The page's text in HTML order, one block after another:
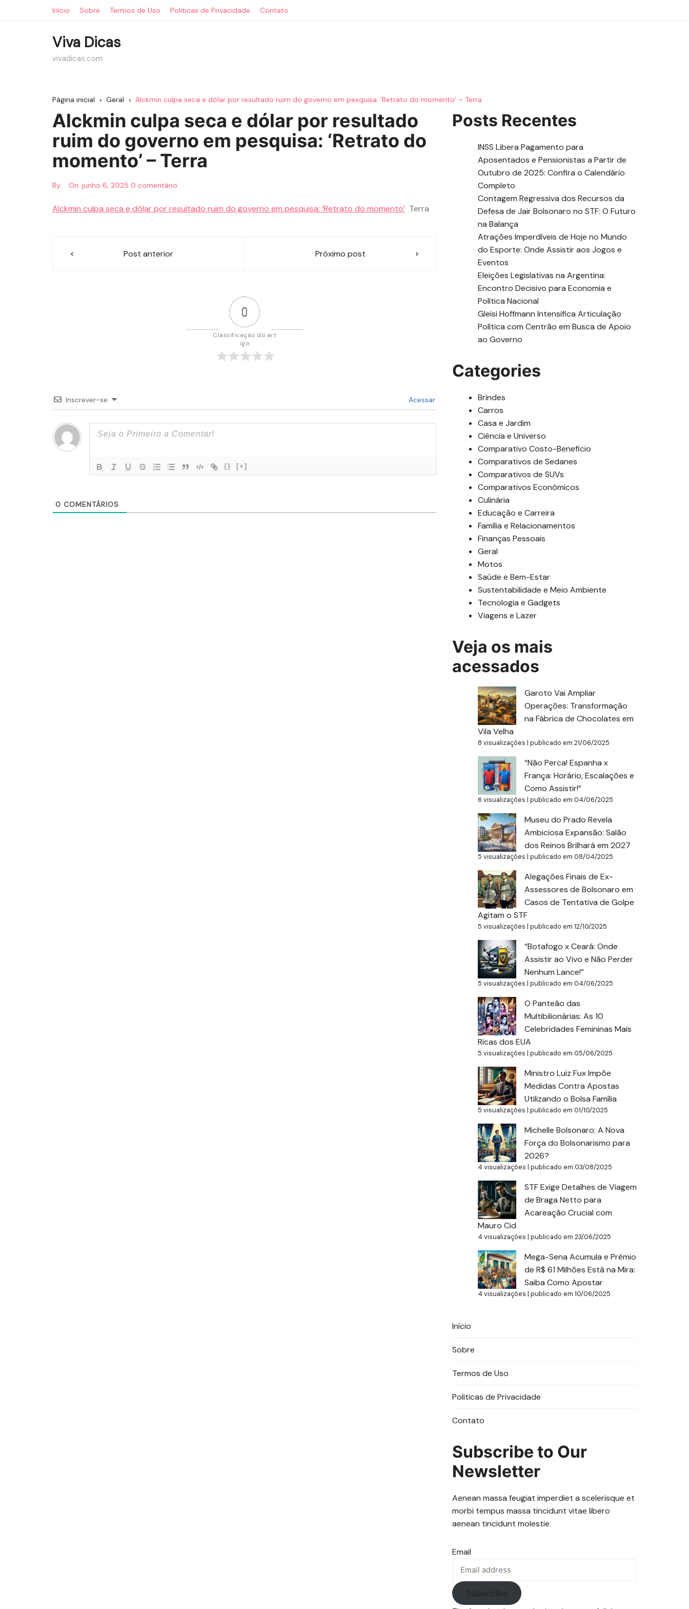
Início Sobre Termos de Uso Politicas de Privacidade Contato
Viva Dicas
vivadicas.com
Página inicial Geral Alckmin culpa seca e dólar por resultado ruim do governo em pesquisa: ‘Retrato do momento’ – Terra
Alckmin culpa seca e dólar por resultado
ruim do governo em pesquisa: ‘Retrato do
momento’ – Terra
By: On: junho 6, 2025 0 comentário
Alckmin culpa seca e dólar por resultado ruim do governo em pesquisa: ‘Retrato do momento’ Terra
NavegaçãoPost anterior Próximo post
0
Classificação do art
igo
Inscrever-se Acessar
{} [+]
0 COMENTÁRIOS
Posts Recentes
INSS Libera Pagamento para
Aposentados e Pensionistas a Partir de
Outubro de 2025: Confira o Calendário
Completo
Contagem Regressiva dos Recursos da
Defesa de Jair Bolsonaro no STF: O Futuro
na Balança
Atrações Imperdíveis de Hoje no Mundo
do Esporte: Onde Assistir aos Jogos e
Eventos
Eleições Legislativas na Argentina:
Encontro Decisivo para Economia e
Política Nacional
Gleisi Hoffmann Intensifica Articulação
Política com Centrão em Busca de Apoio
ao Governo
Categories
Brindes
Carros
Casa e Jardim
Ciência e Universo
Comparativo Costo-Beneficio
Comparativos de Sedanes
Comparativos de SUVs
Comparativos Econômicos
Culinária
Educação e Carreira
Família e Relacionamentos
Finanças Pessoais
Geral
Motos
Saúde e Bem-Estar
Sustentabilidade e Meio Ambiente
Tecnologia e Gadgets
Viagens e Lazer
Veja os mais
acessados
Garoto Vai Ampliar
Operações: Transformação
na Fábrica de Chocolates em
Vila Velha
8 visualizações | publicado em 21/06/2025
“Não Perca! Espanha x
França: Horário, Escalações e
Como Assistir!”
6 visualizações | publicado em 04/06/2025
Museu do Prado Revela
Ambiciosa Expansão: Salão
dos Reinos Brilhará em 2027
5 visualizações | publicado em 08/04/2025
Alegações Finais de Ex-
Assessores de Bolsonaro em
Casos de Tentativa de Golpe
Agitam o STF
5 visualizações | publicado em 12/10/2025
“Botafogo x Ceará: Onde
Assistir ao Vivo e Não Perder
Nenhum Lance!”
5 visualizações | publicado em 04/06/2025
O Panteão das
Multibilionárias: As 10
Celebridades Femininas Mais
Ricas dos EUA
5 visualizações | publicado em 05/06/2025
Ministro Luiz Fux Impõe
Medidas Contra Apostas
Utilizando o Bolsa Família
5 visualizações | publicado em 01/10/2025
Michelle Bolsonaro: A Nova
Força do Bolsonarismo para
2026?
4 visualizações | publicado em 03/08/2025
STF Exige Detalhes de Viagem
de Braga Netto para
Acareação Crucial com
Mauro Cid
4 visualizações | publicado em 23/06/2025
Mega-Sena Acumula e Prêmio
de R$ 61 Milhões Está na Mira:
Saiba Como Apostar
4 visualizações | publicado em 10/06/2025
Início
Sobre
Termos de Uso
Politicas de Privacidade
Contato
Subscribe to Our
Newsletter
Aenean massa feugiat imperdiet a scelerisque et
morbi tempus massa tincidunt vitae libero
aenean tincidunt molestie.
Email
Subscribe